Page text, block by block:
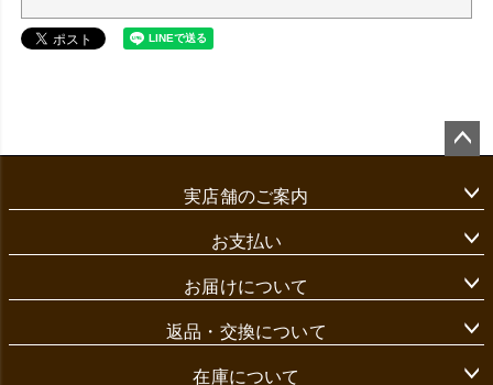
ト
プ
実店舗のご案内
お支払い
お届けについて
返品・交換について
在庫について